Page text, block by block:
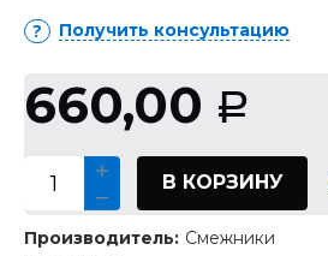
Получить консультацию
660,00 Р
В КОРЗИНУ
Производитель: Смежники